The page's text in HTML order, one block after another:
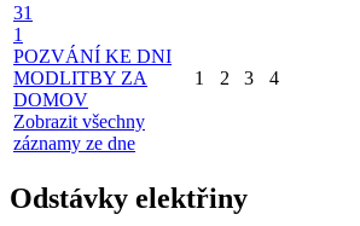
31
1
POZVÁNÍ KE DNI
MODLITBY ZA
DOMOV
Zobrazit všechny
záznamy ze dne
1 2 3 4
Odstávky elektřiny